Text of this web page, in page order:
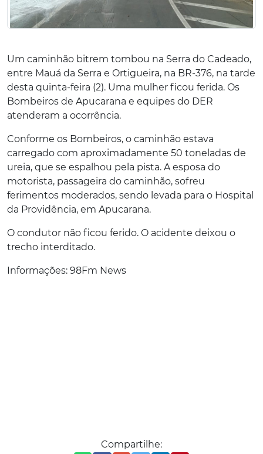
Um caminhão bitrem tombou na Serra do Cadeado,
entre Mauá da Serra e Ortigueira, na BR-376, na tarde
desta quinta-feira (2). Uma mulher ficou ferida. Os
Bombeiros de Apucarana e equipes do DER
atenderam a ocorrência.
Conforme os Bombeiros, o caminhão estava
carregado com aproximadamente 50 toneladas de
ureia, que se espalhou pela pista. A esposa do
motorista, passageira do caminhão, sofreu
ferimentos moderados, sendo levada para o Hospital
da Providência, em Apucarana.
O condutor não ficou ferido. O acidente deixou o
trecho interditado.
Informações: 98Fm News
Compartilhe: